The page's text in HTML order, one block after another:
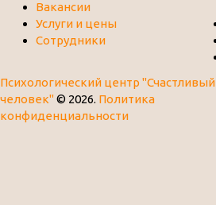
Вакансии
Услуги и цены
Сотрудники
Психологический центр "Счастливый
человек"© 2026. Политика
конфиденциальности